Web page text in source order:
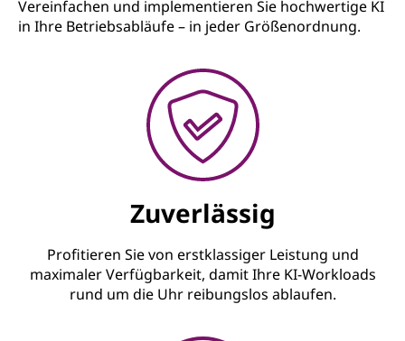
Vereinfachen und implementieren Sie hochwertige KI
in Ihre Betriebsabläufe – in jeder Größenordnung.
Zuverlässig
Profitieren Sie von erstklassiger Leistung und
maximaler Verfügbarkeit, damit Ihre KI-Workloads
rund um die Uhr reibungslos ablaufen.